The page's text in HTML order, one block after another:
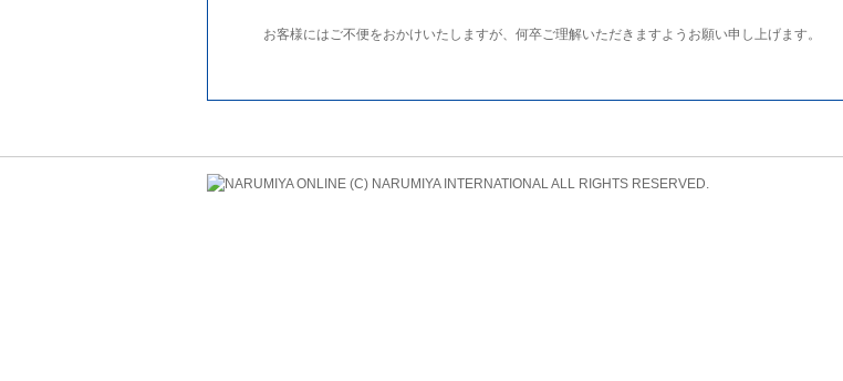
お客様にはご不便をおかけいたしますが、何卒ご理解いただきますようお願い申し上げます。